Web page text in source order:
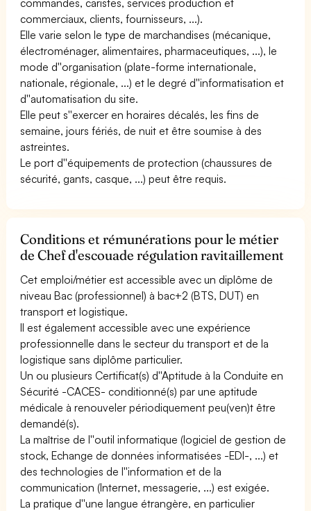
commerciaux, clients, fournisseurs, ...).
Elle varie selon le type de marchandises (mécanique,
électroménager, alimentaires, pharmaceutiques, ...), le
mode d''organisation (plate-forme internationale,
nationale, régionale, ...) et le degré d''informatisation et
d''automatisation du site.
Elle peut s''exercer en horaires décalés, les fins de
semaine, jours fériés, de nuit et être soumise à des
astreintes.
Le port d''équipements de protection (chaussures de
sécurité, gants, casque, ...) peut être requis.
Conditions et rémunérations pour le métier
de Chef d'escouade régulation ravitaillement
Cet emploi/métier est accessible avec un diplôme de
niveau Bac (professionnel) à bac+2 (BTS, DUT) en
transport et logistique.
Il est également accessible avec une expérience
professionnelle dans le secteur du transport et de la
logistique sans diplôme particulier.
Un ou plusieurs Certificat(s) d''Aptitude à la Conduite en
Sécurité -CACES- conditionné(s) par une aptitude
médicale à renouveler périodiquement peu(ven)t être
demandé(s).
La maîtrise de l''outil informatique (logiciel de gestion de
stock, Echange de données informatisées -EDI-, ...) et
des technologies de l''information et de la
communication (Internet, messagerie, ...) est exigée.
La pratique d''une langue étrangère, en particulier